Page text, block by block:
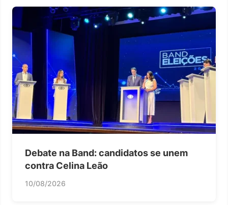
Debate na Band: candidatos se unem
contra Celina Leão
10/08/2026